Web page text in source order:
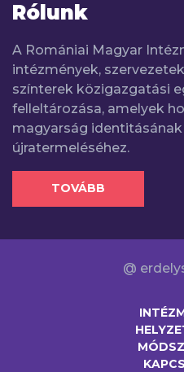
Rólunk
A Romániai Magyar
intézmények,
színterek közigazgatási
felleltározása, amelyek
magyarság
újratermeléséhez.
TOVÁBB
@